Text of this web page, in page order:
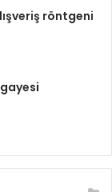
röntgeni